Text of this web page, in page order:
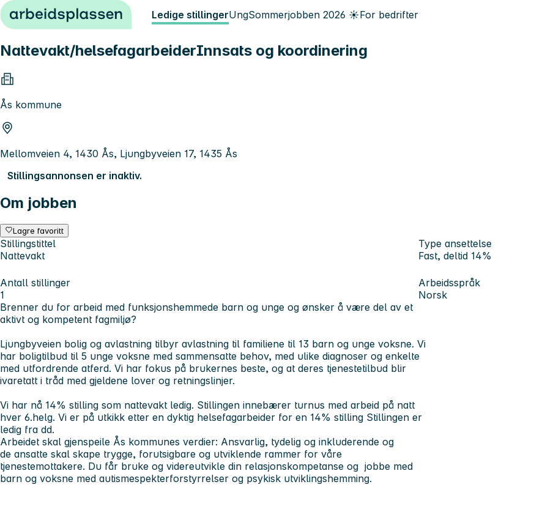
Hopp til innhold Ledige stillingerUngSommerjobben 2026 ☀️For bedrifter
Nattevakt/helsefagarbeiderInnsats og koordinering
Ås kommune
Mellomveien 4, 1430 Ås, Ljungbyveien 17, 1435 Ås
Stillingsannonsen er inaktiv.
Om jobben
Lagre favoritt
Stillingstittel
Nattevakt
Type ansettelse
Fast, deltid 14%
Antall stillinger
1
Arbeidsspråk
Norsk
Brenner du for arbeid med funksjonshemmede barn og unge og ønsker å være del av et
aktivt og kompetent fagmiljø?
Ljungbyveien bolig og avlastning tilbyr avlastning til familiene til 13 barn og unge voksne. Vi
har boligtilbud til 5 unge voksne med sammensatte behov, med ulike diagnoser og enkelte
med utfordrende atferd. Vi har fokus på brukernes beste, og at deres tjenestetilbud blir
ivaretatt i tråd med gjeldene lover og retningslinjer.
Vi har nå 14% stilling som nattevakt ledig. Stillingen innebærer turnus med arbeid på natt
hver 6.helg. Vi er på utkikk etter en dyktig helsefagarbeider for en 14% stilling Stillingen er
ledig fra dd.
Arbeidet skal gjenspeile Ås kommunes verdier: Ansvarlig, tydelig og inkluderende og
de ansatte skal skape trygge, forutsigbare og utviklende rammer for våre
tjenestemottakere. Du får bruke og videreutvikle din relasjonskompetanse og jobbe med
barn og voksne med autismespekterforstyrrelser og psykisk utviklingshemming.